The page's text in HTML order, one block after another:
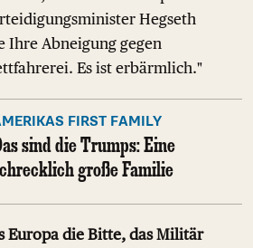
Hegseth
Abneigung gegen
Es ist erbärmlich."
FIRST FAMILY
sind die Trumps: Eine
große Familie
Europa die Bitte, das Militär